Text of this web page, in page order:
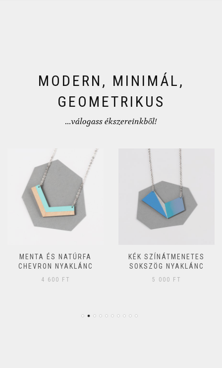
MODERN, MINIMÁL,
GEOMETRIKUS
...válogass ékszereinkből!
MENTA ÉS NATÚRFA
CHEVRON NYAKLÁNC
4 600 FT
KÉK SZÍNÁTMENETES
SOKSZÖG NYAKLÁNC
5 000 FT